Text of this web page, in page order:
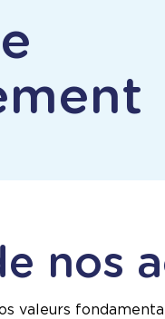
nos
valeurs